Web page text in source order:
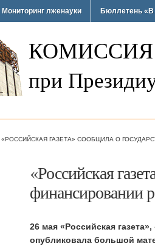
Мониторинг лженауки Бюллетень «В
КОМИССИЯ
при
«РОССИЙСКАЯ ГАЗЕТА» СООБЩИЛА О
«Российская
финансировании
26 мая «Российская
опубликовала большой